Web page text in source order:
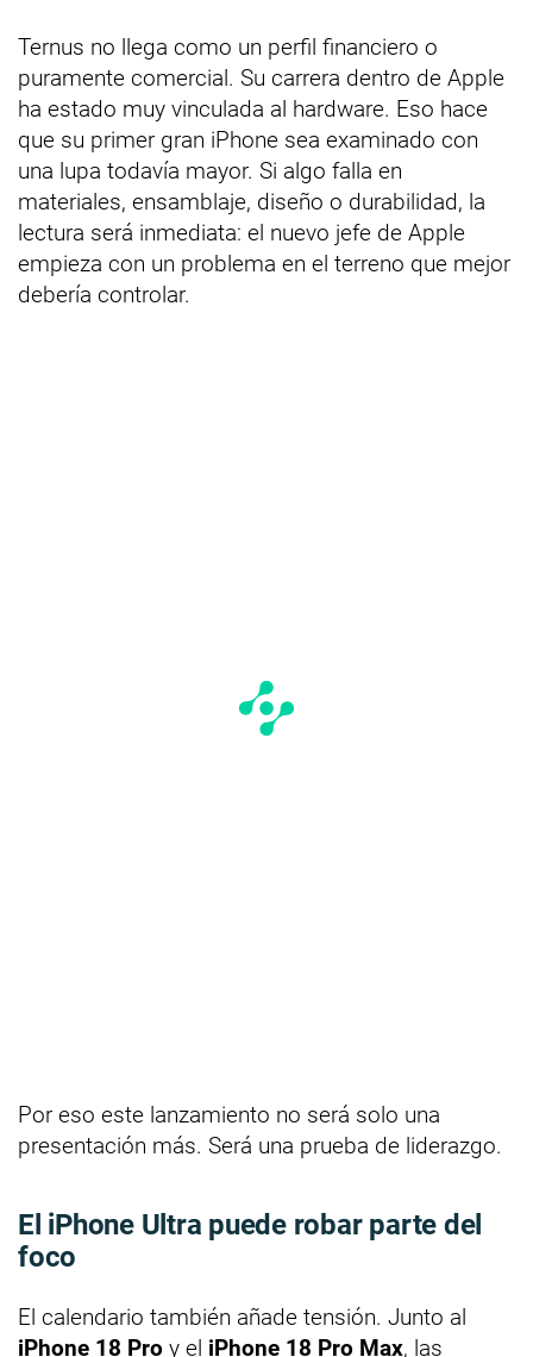
Ternus no llega como un perfil financiero o
puramente comercial. Su carrera dentro de Apple
ha estado muy vinculada al hardware. Eso hace
que su primer gran iPhone sea examinado con
una lupa todavía mayor. Si algo falla en
materiales, ensamblaje, diseño o durabilidad, la
lectura será inmediata: el nuevo jefe de Apple
empieza con un problema en el terreno que mejor
debería controlar.
Por eso este lanzamiento no será solo una
presentación más. Será una prueba de liderazgo.
El iPhone Ultra puede robar parte del
foco
El calendario también añade tensión. Junto al
iPhone 18 Pro y el iPhone 18 Pro Max, las